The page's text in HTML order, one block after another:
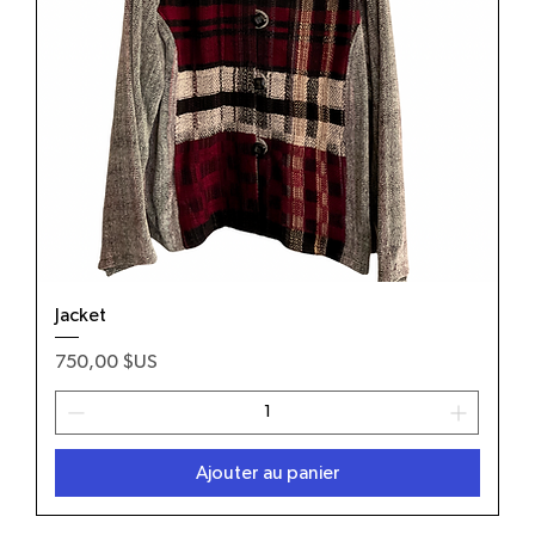
Jacket
Prix
750,00 $US
Ajouter au panier